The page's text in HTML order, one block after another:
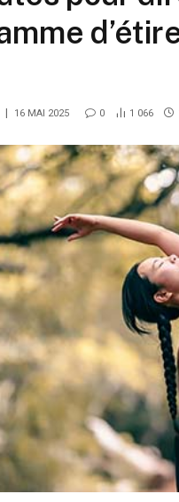
16 MAI 2025 0 1 066